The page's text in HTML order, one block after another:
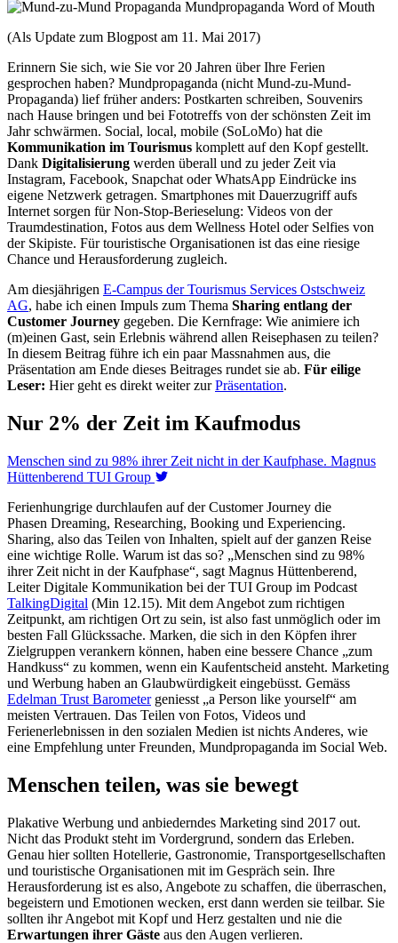
(Als Update zum Blogpost am 11. Mai 2017)
Erinnern Sie sich, wie Sie vor 20 Jahren über Ihre Ferien
gesprochen haben? Mundpropaganda (nicht Mund-zu-Mund-
Propaganda) lief früher anders: Postkarten schreiben, Souvenirs
nach Hause bringen und bei Fototreffs von der schönsten Zeit im
Jahr schwärmen. Social, local, mobile (SoLoMo) hat die
Kommunikation im Tourismus komplett auf den Kopf gestellt.
Dank Digitalisierung werden überall und zu jeder Zeit via
Instagram, Facebook, Snapchat oder WhatsApp Eindrücke ins
eigene Netzwerk getragen. Smartphones mit Dauerzugriff aufs
Internet sorgen für Non-Stop-Berieselung: Videos von der
Traumdestination, Fotos aus dem Wellness Hotel oder Selfies von
der Skipiste. Für touristische Organisationen ist das eine riesige
Chance und Herausforderung zugleich.
Am diesjährigen E-Campus der Tourismus Services Ostschweiz
AG, habe ich einen Impuls zum Thema Sharing entlang der
Customer Journey gegeben. Die Kernfrage: Wie animiere ich
(m)einen Gast, sein Erlebnis während allen Reisephasen zu teilen?
In diesem Beitrag führe ich ein paar Massnahmen aus, die
Präsentation am Ende dieses Beitrages rundet sie ab. Für eilige
Leser: Hier geht es direkt weiter zurPräsentation.
Nur 2% der Zeit im Kaufmodus
Menschen sind zu 98% ihrer Zeit nicht in der Kaufphase. Magnus
Hüttenberend TUI Group
Ferienhungrige durchlaufen auf der Customer Journey die
Phasen Dreaming, Researching, Booking und Experiencing.
Sharing, also das Teilen von Inhalten, spielt auf der ganzen Reise
eine wichtige Rolle. Warum ist das so? „Menschen sind zu 98%
ihrer Zeit nicht in der Kaufphase“, sagt Magnus Hüttenberend,
Leiter Digitale Kommunikation bei der TUI Group im Podcast
TalkingDigital (Min 12.15). Mit dem Angebot zum richtigen
Zeitpunkt, am richtigen Ort zu sein, ist also fast unmöglich oder im
besten Fall Glückssache. Marken, die sich in den Köpfen ihrer
Zielgruppen verankern können, haben eine bessere Chance „zum
Handkuss“ zu kommen, wenn ein Kaufentscheid ansteht. Marketing
und Werbung haben an Glaubwürdigkeit eingebüsst. Gemäss
Edelman Trust Barometergeniesst „a Person like yourself“ am
meisten Vertrauen. Das Teilen von Fotos, Videos und
Ferienerlebnissen in den sozialen Medien ist nichts Anderes, wie
eine Empfehlung unter Freunden, Mundpropaganda im Social Web.
Menschen teilen, was sie bewegt
Plakative Werbung und anbiederndes Marketing sind 2017 out.
Nicht das Produkt steht im Vordergrund, sondern das Erleben.
Genau hier sollten Hotellerie, Gastronomie, Transportgesellschaften
und touristische Organisationen mit im Gespräch sein. Ihre
Herausforderung ist es also, Angebote zu schaffen, die überraschen,
begeistern und Emotionen wecken, erst dann werden sie teilbar. Sie
sollten ihr Angebot mit Kopf und Herz gestalten und nie die
Erwartungen ihrer Gäste aus den Augen verlieren.